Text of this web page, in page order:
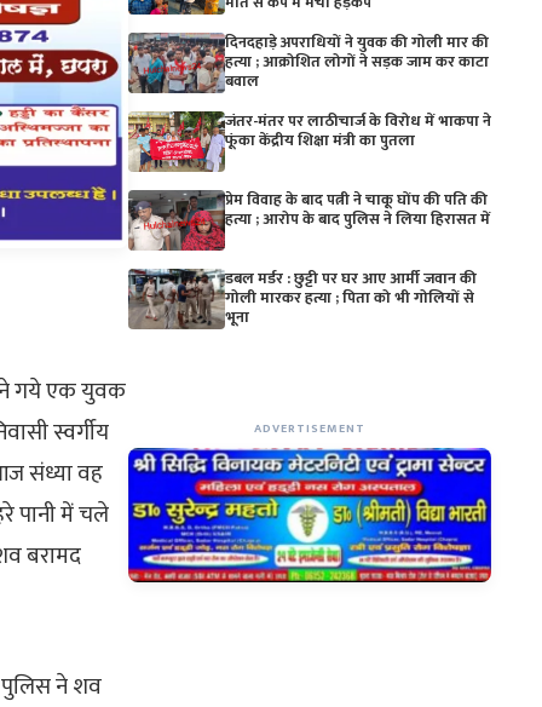
गये एक युवक
स्वर्गीय
संध्या वह
पानी में चले
बरामद
पुलिस ने शव
दिनदहाड़े अपराधियों ने युवक की गोली मार की
हत्या ; आक्रोशित लोगों ने सड़क जाम कर काटा
बवाल
जंतर-मंतर पर लाठीचार्ज के विरोध में भाकपा ने
फूंका केंद्रीय शिक्षा मंत्री का पुतला
प्रेम विवाह के बाद पत्नी ने चाकू घोंप की पति की
हत्या ; आरोप के बाद पुलिस ने लिया हिरासत में
डबल मर्डर : छुट्टी पर घर आए आर्मी जवान की
गोली मारकर हत्या ; पिता को भी गोलियों से
भूना
ADVERTISEMENT